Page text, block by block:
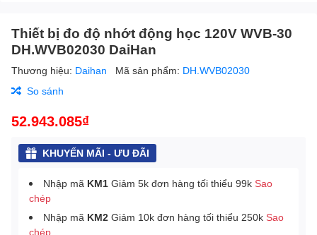
Thiết bị đo độ nhớt động học 120V WVB-30
DH.WVB02030 DaiHan
Thương hiệu: Daihan Mã sản phẩm: DH.WVB02030
So sánh
52.943.085₫
KHUYẾN MÃI - ƯU ĐÃI
Nhập mã KM1 Giảm 5k đơn hàng tối thiểu 99k Sao
chép
Nhập mã KM2 Giảm 10k đơn hàng tối thiểu 250k Sao
chép